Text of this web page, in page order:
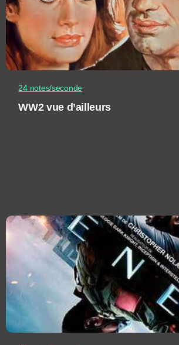
24 notes/seconde
WW2 vue d’ailleurs